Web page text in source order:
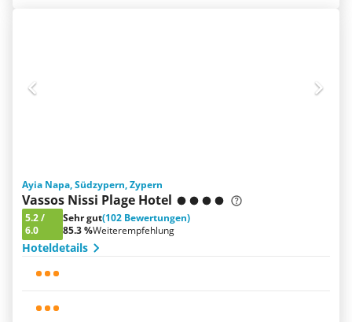
Ayia Napa, Südzypern, Zypern
Vassos Nissi Plage Hotel
5.2/
6.0
Sehr gut(102 Bewertungen)
85.3 %Weiterempfehlung
Hoteldetails